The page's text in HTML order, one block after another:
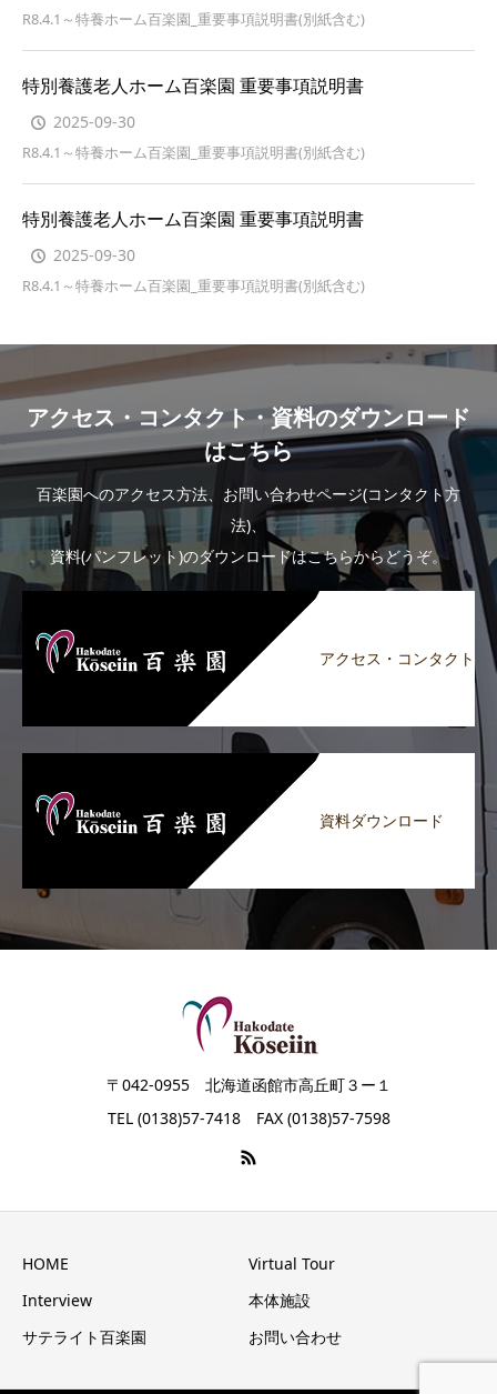
R8.4.1～特養ホーム百楽園_重要事項説明書(別紙含む)
特別養護老人ホーム百楽園 重要事項説明書
2025-09-30
R8.4.1～特養ホーム百楽園_重要事項説明書(別紙含む)
特別養護老人ホーム百楽園 重要事項説明書
2025-09-30
R8.4.1～特養ホーム百楽園_重要事項説明書(別紙含む)
アクセス・コンタクト・資料のダウンロード
はこちら
百楽園へのアクセス方法、お問い合わせページ(コンタクト方
法)、
資料(パンフレット)のダウンロードはこちらからどうぞ。
アクセス・コンタクト
資料ダウンロード
〒042-0955 北海道函館市高丘町３ー１
TEL (0138)57-7418 FAX (0138)57-7598
HOME
Virtual Tour
Interview
本体施設
サテライト百楽園
お問い合わせ